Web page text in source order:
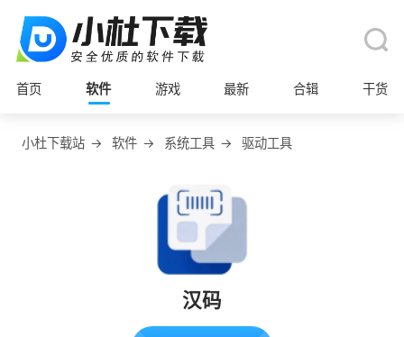
首页 软件 游戏 最新 合辑 干货
小杜下载站 → 软件 → 系统工具 → 驱动工具
汉码